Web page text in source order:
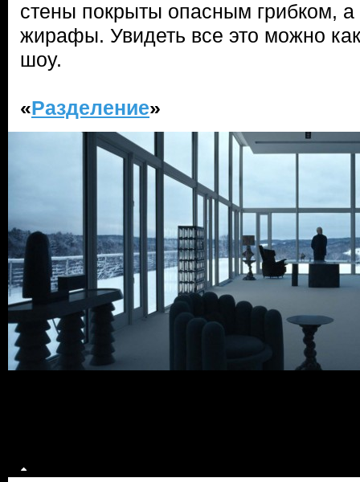
стены покрыты опасным грибком,
жирафы. Увидеть все это можно
шоу.
«Разделение»